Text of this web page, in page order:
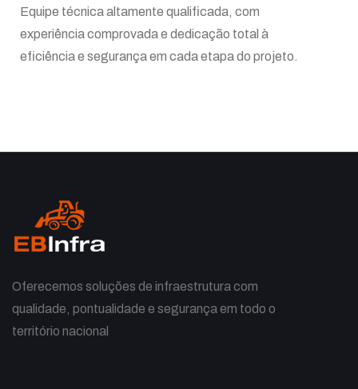
Equipe técnica altamente qualificada, com
experiência comprovada e dedicação total à
eficiência e segurança em cada etapa do projeto.
Oferecemos soluções de infraestrutura com
qualidade, pontualidade e segurança em todo o
território nacional